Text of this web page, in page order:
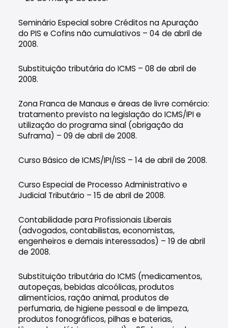
Seminário Especial sobre Créditos na Apuração
do PIS e Cofins não cumulativos – 04 de abril de
2008.
Substituição tributária do ICMS – 08 de abril de
2008.
Zona Franca de Manaus e áreas de livre comércio:
tratamento previsto na legislação do ICMS/IPI e
utilização do programa sinal (obrigação da
Suframa) – 09 de abril de 2008.
Curso Básico de ICMS/IPI/ISS – 14 de abril de 2008.
Curso Especial de Processo Administrativo e
Judicial Tributário – 15 de abril de 2008.
Contabilidade para Profissionais Liberais
(advogados, contabilistas, economistas,
engenheiros e demais interessados) – 19 de abril
de 2008.
Substituição tributária do ICMS (medicamentos,
autopeças, bebidas alcoólicas, produtos
alimentícios, ração animal, produtos de
perfumaria, de higiene pessoal e de limpeza,
produtos fonográficos, pilhas e baterias,